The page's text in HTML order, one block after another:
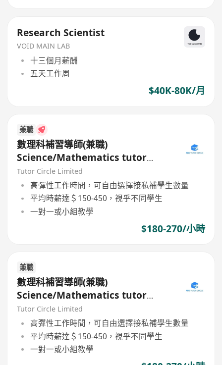
Research Scientist
VOID MAIN LAB
十三個月薪酬
五天工作周
$40K-80K/月
兼職
數理科補習導師(兼職)
Science/Mathematics tutor
(Part Time)
Tutor Circle Limited
高彈性工作時間，可自由選擇接私補學生數量
平均時薪達＄150-450，視乎不同學生
一對一或小組教學
$180-270/小時
兼職
數理科補習導師(兼職)
Science/Mathematics tutor
(Part Time)
Tutor Circle Limited
高彈性工作時間，可自由選擇接私補學生數量
平均時薪達＄150-450，視乎不同學生
一對一或小組教學